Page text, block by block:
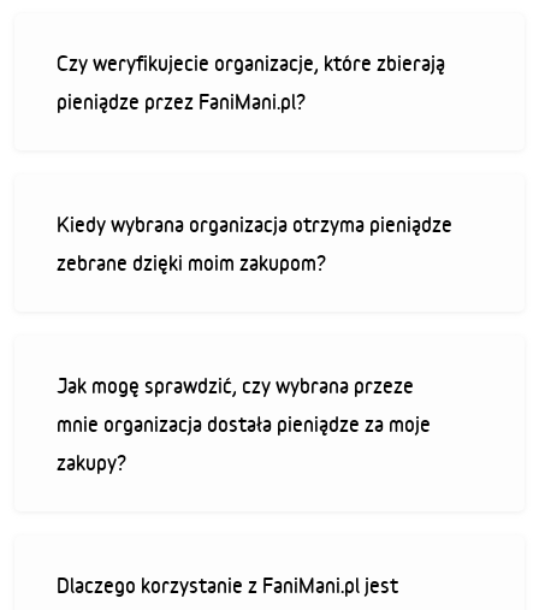
Czy weryfikujecie organizacje, które zbierają
pieniądze przez FaniMani.pl?
Kiedy wybrana organizacja otrzyma pieniądze
zebrane dzięki moim zakupom?
Jak mogę sprawdzić, czy wybrana przeze
mnie organizacja dostała pieniądze za moje
zakupy?
Dlaczego korzystanie z FaniMani.pl jest